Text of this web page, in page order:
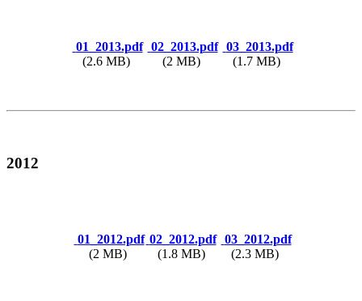
01_2013.pdf
(2.6 MB)
02_2013.pdf
(2 MB)
03_2013.pdf
(1.7 MB)
2012
01_2012.pdf
(2 MB)
02_2012.pdf
(1.8 MB)
03_2012.pdf
(2.3 MB)